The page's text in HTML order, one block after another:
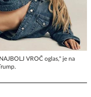
VROČ oglas," je na